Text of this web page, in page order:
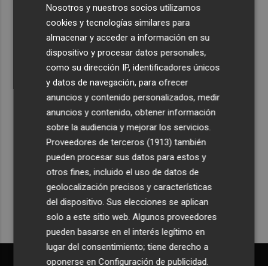
Roig Arena estrena un festival de house de más de 10
horas con Folamour, Dan Shake o The Basement
Italia rechaza el ultimátum de España y no reevaluará la
suspensión de Schengen hasta el 15 de agosto
Recibe toda la actualidad de
Plaza Podcast en tu correo
Quiero suscribirme
Nosotros y nuestros socios utilizamos
cookies y tecnologías similares para
almacenar y acceder a información en su
dispositivo y procesar datos personales,
como su dirección IP, identificadores únicos
y datos de navegación, para ofrecer
anuncios y contenido personalizados, medir
anuncios y contenido, obtener información
sobre la audiencia y mejorar los servicios.
Proveedores de terceros (1913) también
pueden procesar sus datos para estos y
otros fines, incluido el uso de datos de
geolocalización precisos y características
del dispositivo. Sus elecciones se aplican
solo a este sitio web. Algunos proveedores
pueden basarse en el interés legítimo en
lugar del consentimiento; tiene derecho a
oponerse enConfiguración de publicidad.